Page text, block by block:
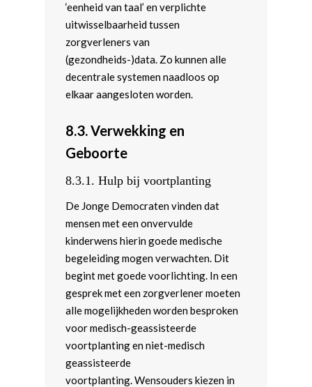
‘eenheid van taal’ en verplichte
uitwisselbaarheid tussen
zorgverleners van
(gezondheids-)data. Zo kunnen alle
decentrale systemen naadloos op
elkaar aangesloten worden.
8.3.Verwekking en
Geboorte
8.3.1.Hulp bij voortplanting
De Jonge Democraten vinden dat
mensen met een onvervulde
kinderwens hierin goede medische
begeleiding mogen verwachten. Dit
begint met goede voorlichting. In een
gesprek met een zorgverlener moeten
alle mogelijkheden worden besproken
voor medisch-geassisteerde
voortplanting en niet-medisch
geassisteerde
voortplanting. Wensouders kiezen in